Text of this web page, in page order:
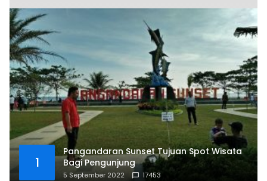
1
Pangandaran Sunset Tujuan Spot Wisata
Bagi Pengunjung
5 September 2022 17453